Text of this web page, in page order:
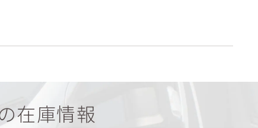
在庫情報